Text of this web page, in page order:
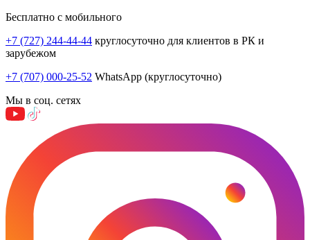
Бесплатно с мобильного
+7 (727) 244-44-44 круглосуточно для клиентов в РК и
зарубежом
+7 (707) 000-25-52 WhatsApp (круглосуточно)
Мы в соц. сетях